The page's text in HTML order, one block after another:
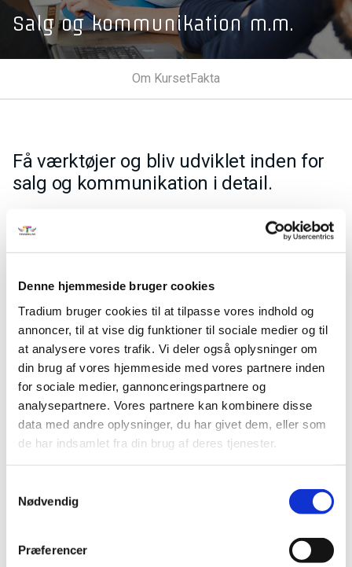
Denne hjemmeside bruger cookies
Tradium bruger cookies til at tilpasse vores indhold og
annoncer, til at vise dig funktioner til sociale medier og til
at analysere vores trafik. Vi deler også oplysninger om
din brug af vores hjemmeside med vores partnere inden
for sociale medier, gannonceringspartnere og
analysepartnere. Vores partnere kan kombinere disse
data med andre oplysninger, du har givet dem, eller som
de har indsamlet fra din brug af deres tjenester.
Nødvendig
Præferencer
Salg og kommunikation m.m.
Om KursetFakta
Få værktøjer og bliv udviklet inden for
salg og kommunikation i detail.
jobsituationer
arbejde metodisk med salgs- og
markedsføringsaktiviteter og kundeserviceopgaver.
På kurset lærer du at opstille faglige og personlige mål for
kvalificering og uddannelse inden for dit fagområde.
Fakta
VEU-Godtgørelse og befordringstilskud
Praktiske informationer
Målgruppe